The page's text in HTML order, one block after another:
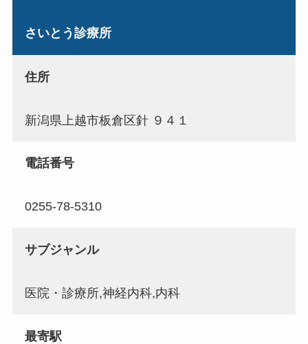
さいとう診療所
住所
新潟県上越市板倉区針 ９４１
電話番号
0255-78-5310
サブジャンル
医院・診療所,神経内科,内科
最寄駅